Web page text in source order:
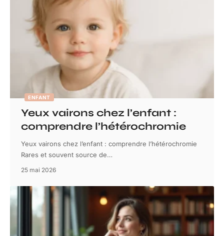
ENFANT
Yeux vairons chez l’enfant :
comprendre l’hétérochromie
Yeux vairons chez l’enfant : comprendre l’hétérochromie
Rares et souvent source de…
25 mai 2026